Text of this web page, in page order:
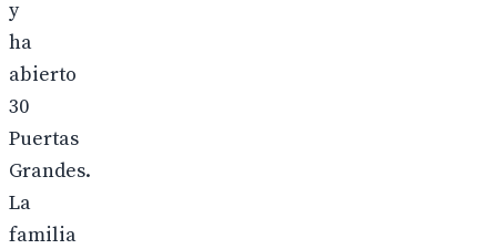
y
ha
abierto
30
Puertas
Grandes.
La
familia